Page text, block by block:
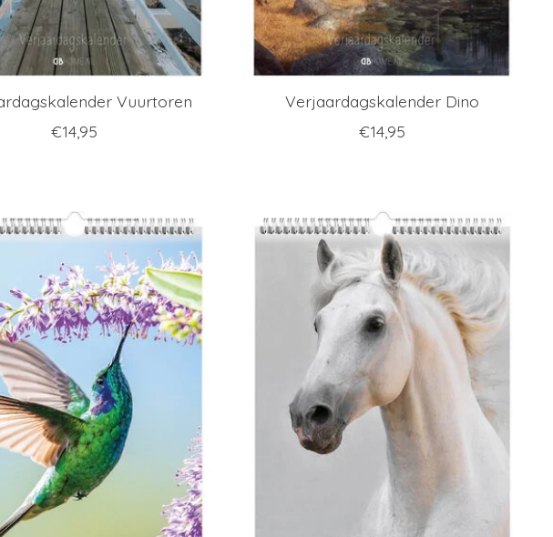
Vuurtoren
€14,95
Verjaardagskalender Dino
€14,95